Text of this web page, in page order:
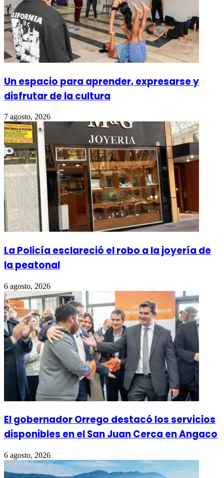
Un espacio para aprender, expresarse y
disfrutar de la cultura
7 agosto, 2026
La Policía esclareció el robo a la joyería de
la peatonal
6 agosto, 2026
El gobernador Orrego destacó los servicios
disponibles en el San Juan Cerca en Angaco
6 agosto, 2026